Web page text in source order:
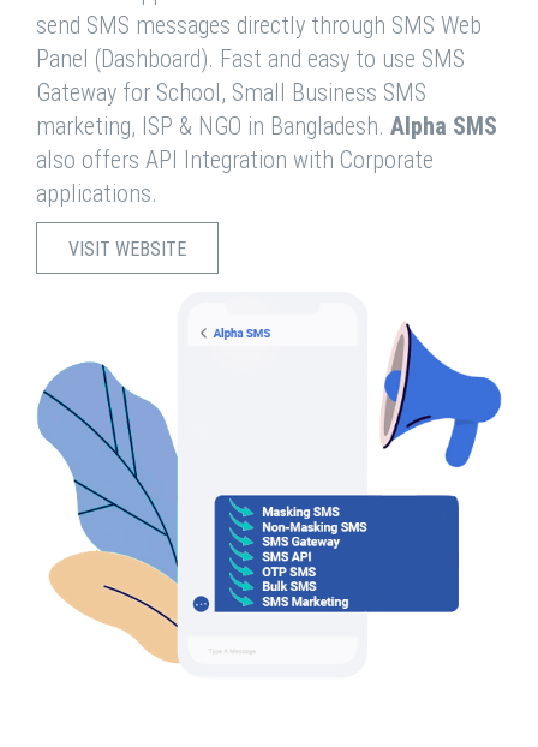
send SMS messages directly through SMS Web
Panel (Dashboard). Fast and easy to use SMS
Gateway for School, Small Business SMS
marketing, ISP & NGO in Bangladesh. Alpha SMS
also offers API Integration with Corporate
applications.
VISIT WEBSITE